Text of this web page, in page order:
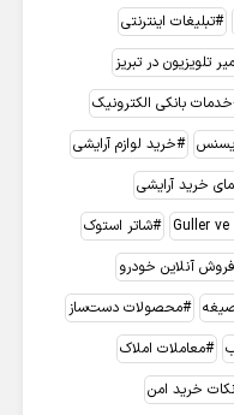
تبلیغات اینترنتی
تلویزیون در تبریز
خدمات بانکی الکترونیک
خرید لوازم آرایشی
خرید آرایشی
شاتر استوک
فروش آنلاین خودرو
محصولات دست‌ساز
معاملات املاک
نکات خرید امن